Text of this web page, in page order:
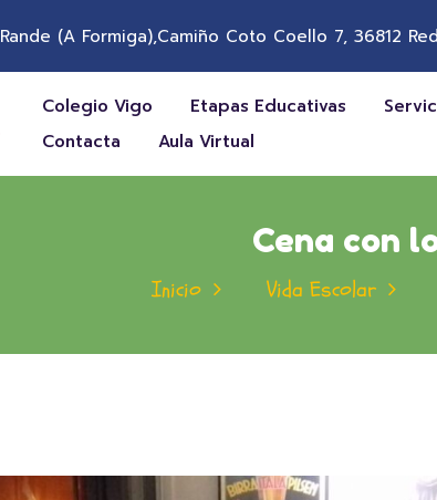
Rande (A Formiga),Camiño Coto Coello 7, 36812
Colegio Vigo Etapas Educativas
Contacta
Aula Virtual
Cena con
Inicio Vida Escolar